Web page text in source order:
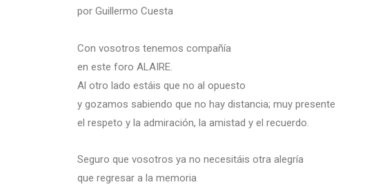
por Guillermo Cuesta
Con vosotros tenemos compañía
en este foro ALAIRE.
Al otro lado estáis que no al opuesto
y gozamos sabiendo que no hay distancia; muy presente
el respeto y la admiración, la amistad y el recuerdo.
Seguro que vosotros ya no necesitáis otra alegría
que regresar a la memoria